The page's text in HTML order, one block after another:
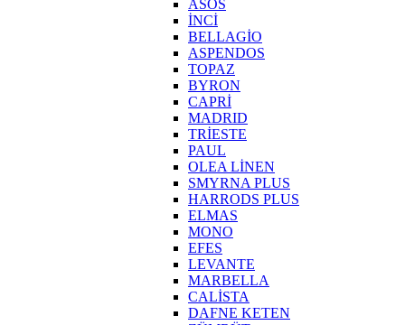
ASOS
İNCİ
BELLAGİO
ASPENDOS
TOPAZ
BYRON
CAPRİ
MADRID
TRİESTE
PAUL
OLEA LİNEN
SMYRNA PLUS
HARRODS PLUS
ELMAS
MONO
EFES
LEVANTE
MARBELLA
CALİSTA
DAFNE KETEN